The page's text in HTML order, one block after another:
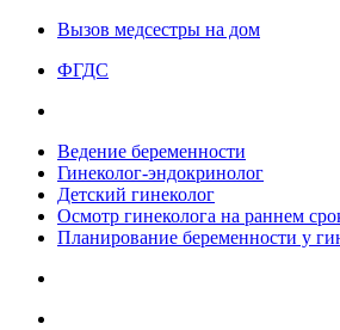
Вызов медсестры на дом
ФГДС
Ведение беременности
Гинеколог-эндокринолог
Детский гинеколог
Осмотр гинеколога на раннем
Планирование беременности у